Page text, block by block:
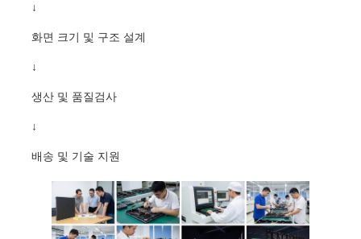
↓
화면 크기 및 구조 설계
↓
생산 및 품질검사
↓
배송 및 기술 지원